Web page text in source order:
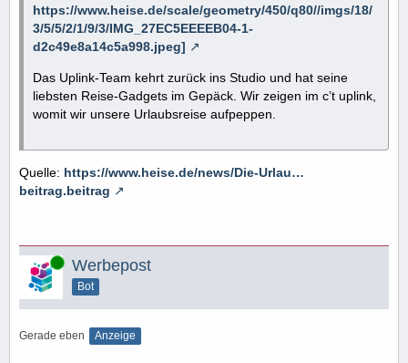
https://www.heise.de/scale/geometry/450/q80//imgs/18/
3/5/5/2/1/9/3/IMG_27EC5EEEEB04-1-
d2c49e8a14c5a998.jpeg]
Das Uplink-Team kehrt zurück ins Studio und hat seine
liebsten Reise-Gadgets im Gepäck. Wir zeigen im c’t uplink,
womit wir unsere Urlaubsreise aufpeppen.
Quelle: https://www.heise.de/news/Die-Urlau…
beitrag.beitrag
Online Werbepost
Bot
Gerade eben Anzeige